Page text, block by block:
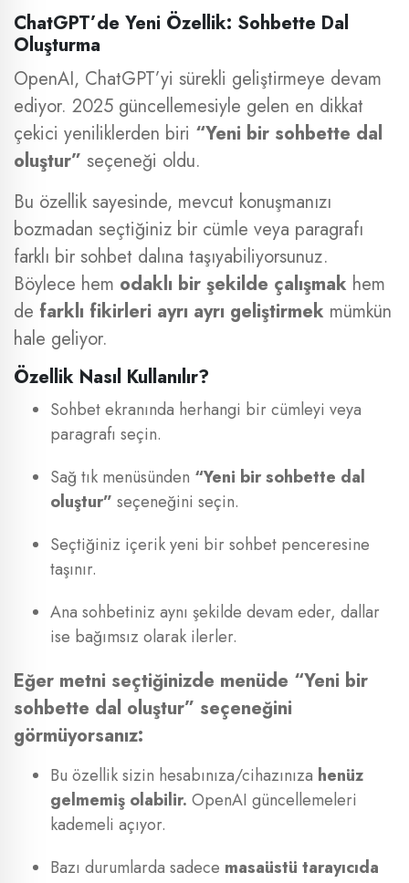
ChatGPT’de Yeni Özellik: Sohbette Dal
Oluşturma
OpenAI, ChatGPT’yi sürekli geliştirmeye devam
ediyor. 2025 güncellemesiyle gelen en dikkat
çekici yeniliklerden biri “Yeni bir sohbette dal
oluştur” seçeneği oldu.
Bu özellik sayesinde, mevcut konuşmanızı
bozmadan seçtiğiniz bir cümle veya paragrafı
farklı bir sohbet dalına taşıyabiliyorsunuz.
Böylece hem odaklı bir şekilde çalışmak hem
de farklı fikirleri ayrı ayrı geliştirmek mümkün
hale geliyor.
Özellik Nasıl Kullanılır?
Sohbet ekranında herhangi bir cümleyi veya
paragrafı seçin.
Sağ tık menüsünden “Yeni bir sohbette dal
oluştur” seçeneğini seçin.
Seçtiğiniz içerik yeni bir sohbet penceresine
taşınır.
Ana sohbetiniz aynı şekilde devam eder, dallar
ise bağımsız olarak ilerler.
Eğer metni seçtiğinizde menüde “Yeni bir
sohbette dal oluştur” seçeneğini
görmüyorsanız:
Bu özellik sizin hesabınıza/cihazınıza henüz
gelmemiş olabilir. OpenAI güncellemeleri
kademeli açıyor.
Bazı durumlarda sadece masaüstü tarayıcıda